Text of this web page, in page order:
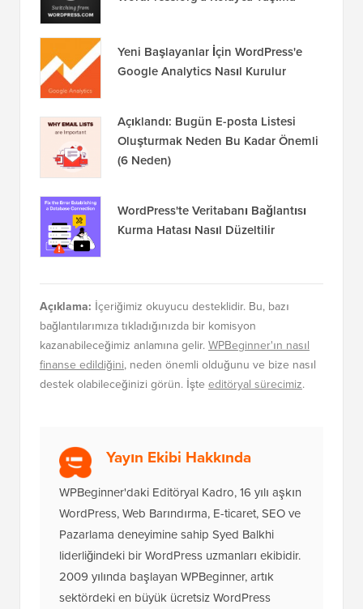
Yeni Başlayanlar İçin WordPress'e
Google Analytics Nasıl Kurulur
Açıklandı: Bugün E-posta Listesi
Oluşturmak Neden Bu Kadar Önemli
(6 Neden)
WordPress'te Veritabanı Bağlantısı
Kurma Hatası Nasıl Düzeltilir
Açıklama: İçeriğimiz okuyucu desteklidir. Bu, bazı
bağlantılarımıza tıkladığınızda bir komisyon
kazanabileceğimiz anlamına gelir.WPBeginner'ın nasıl
finanse edildiğini, neden önemli olduğunu ve bize nasıl
destek olabileceğinizi görün. İşte editöryal sürecimiz.
Yayın Ekibi Hakkında
WPBeginner'daki Editöryal Kadro, 16 yılı aşkın
WordPress, Web Barındırma, E-ticaret, SEO ve
Pazarlama deneyimine sahip Syed Balkhi
liderliğindeki bir WordPress uzmanları ekibidir.
2009 yılında başlayan WPBeginner, artık
sektördeki en büyük ücretsiz WordPress